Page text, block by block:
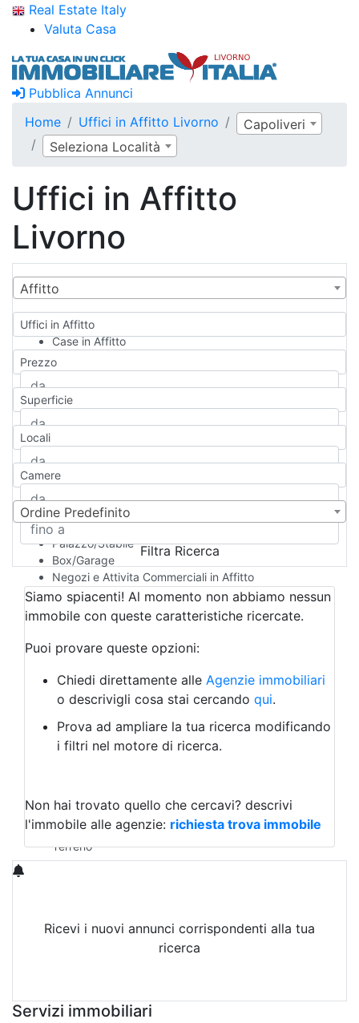
Real Estate Italy
Valuta Casa
Pubblica Annunci
Home
Uffici in Affitto Livorno
Capoliveri
Seleziona Località
Uffici in Affitto
Livorno
Affitto
Uffici in Affitto
Case in Affitto
Qualsiasi
Appartamento
Casa indipendente
Casa Semi-indipendente
Attico/Mansarda
Rustico/Casale
Camera d'Albergo
Multiproprietà
Palazzo/Stabile
Box/Garage
Negozi e Attivita Commerciali in Affitto
Qualsiasi
Attività/Licenza Commerciale
Azienda Agricola
Bar/Ristorante
Albergo
Laboratorio Artigianale
Negozio/locale commerciale
Agriturismo
Magazzini
Qualsiasi
Terreno edificabile
Terreno
Prezzo
Superficie
Locali
Camere
Ordine Predefinito
Filtra Ricerca
Siamo spiacenti! Al momento non abbiamo nessun
immobile con queste caratteristiche ricercate.
Puoi provare queste opzioni:
Chiedi direttamente alle Agenzie immobiliari
o descrivigli cosa stai cercando qui.
Prova ad ampliare la tua ricerca modificando
i filtri nel motore di ricerca.
Non hai trovato quello che cercavi? descrivi
l'immobile alle agenzie: richiesta trova immobile
Ricevi i nuovi annunci corrispondenti alla tua
ricerca
Servizi immobiliari